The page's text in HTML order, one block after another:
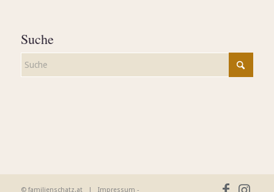
Suche
© familienschatz.at | Impressum -